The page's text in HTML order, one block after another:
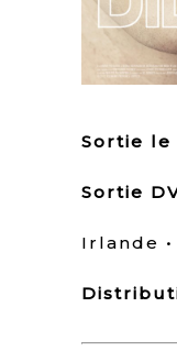
Sortie le
Sortie
Irlande •